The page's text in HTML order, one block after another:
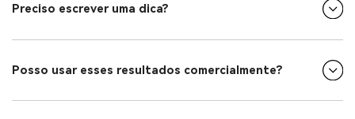
Preciso escrever uma dica?
Posso usar esses resultados comercialmente?